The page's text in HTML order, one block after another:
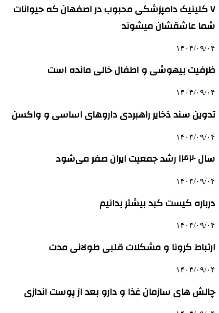
۷ کلینیک دامپزشکی محبوب در اصفهان که حیوانات
شما عاشقشان میشوند
۱۴۰۳/۰۹/۰۴
ظرفیت بیهوشی و اطفال خالی مانده است
۱۴۰۳/۰۹/۰۴
تدوین سند ذخایر راهبردی داروهای اساسی و واکسن
۱۴۰۳/۰۹/۰۴
سال ۱۴۲۰ رشد جمعیت ایران صفر می‌شود
۱۴۰۳/۰۹/۰۴
درباره کیست کبد بیشتر بدانیم
۱۴۰۳/۰۹/۰۴
ارتباط کرونا و مشکلات قلبی طولانی مدت
۱۴۰۳/۰۹/۰۴
چالش های سازمان غذا و دارو بعد از پوست اندازی